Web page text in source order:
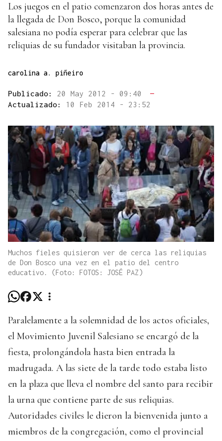
Los juegos en el patio comenzaron dos horas antes de
la llegada de Don Bosco, porque la comunidad
salesiana no podía esperar para celebrar que las
reliquias de su fundador visitaban la provincia.
carolina a. piñeiro
Publicado: 20 May 2012 - 09:40
—
Actualizado: 10 Feb 2014 - 23:52
Muchos fieles quisieron ver de cerca las reliquias
de Don Bosco una vez en el patio del centro
educativo. (Foto: FOTOS: JOSÉ PAZ)
Paralelamente a la solemnidad de los actos oficiales,
el Movimiento Juvenil Salesiano se encargó de la
fiesta, prolongándola hasta bien entrada la
madrugada. A las siete de la tarde todo estaba listo
en la plaza que lleva el nombre del santo para recibir
la urna que contiene parte de sus reliquias.
Autoridades civiles le dieron la bienvenida junto a
miembros de la congregación, como el provincial